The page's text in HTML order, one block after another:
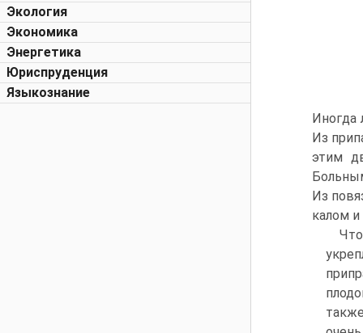
Экология
Экономика
Энергетика
Юриспруденция
Языкознание
Иногда
Из
этим
Из
калом